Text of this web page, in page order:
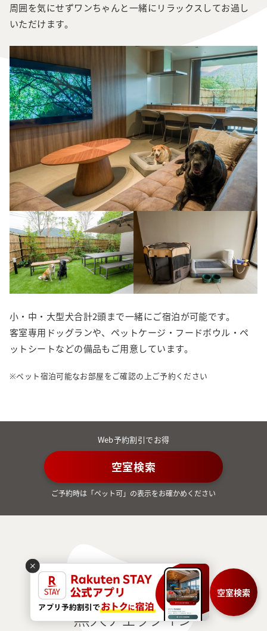
周囲を気にせずワンちゃんと一緒にリラックスしてお過し
いただけます。
小・中・大型犬合計2頭まで一緒にご宿泊が可能です。
客室専用ドッグランや、ペットケージ・フードボウル・ペ
ットシートなどの備品もご用意しています。
※ペット宿泊可能なお部屋をご確認の上ご予約ください
Web予約割引でお得
空室検索
ご予約時は「ペット可」の表示をお確かめください
CHECK-IN
無人チェックイン
空室検索